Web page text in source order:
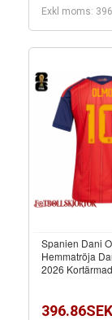
Exkl moms:
Spanien Dani
Hemmatröja
2026 Kortärmad
396.86SEK